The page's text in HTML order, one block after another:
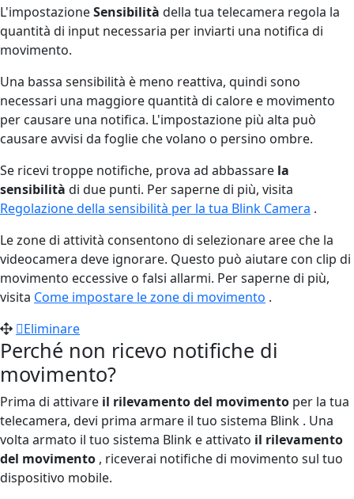
L'impostazioneSensibilità della tua telecamera regola la
quantità di input necessaria per inviarti una notifica di
movimento.
Una bassa sensibilità è meno reattiva, quindi sono
necessari una maggiore quantità di calore e movimento
per causare una notifica. L'impostazione più alta può
causare avvisi da foglie che volano o persino ombre.
Se ricevi troppe notifiche, prova ad abbassare la
sensibilità di due punti. Per saperne di più, visita
Regolazione della sensibilità per la tua Blink Camera .
Le zone di attività consentono di selezionare aree che la
videocamera deve ignorare. Questo può aiutare con clip di
movimento eccessive o falsi allarmi. Per saperne di più,
visita Come impostare le zone di movimento .
Eliminare
Perché non ricevo notifiche di
movimento?
Prima di attivare il rilevamento del movimento per la tua
telecamera, devi prima armare il tuo sistema Blink . Una
volta armato il tuo sistema Blink e attivato il rilevamento
del movimento , riceverai notifiche di movimento sul tuo
dispositivo mobile.